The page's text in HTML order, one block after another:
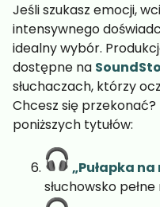
Jeśli szukasz emocji,
intensywnego
idealny wybór.
dostępne na
słuchaczach, którzy
Chcesz się przekonać?
poniższych tytułów:
„Pułapka na
słuchowsko